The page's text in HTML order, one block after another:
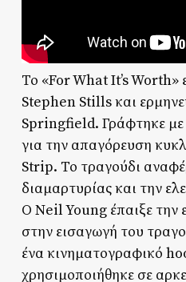
Το «For What It’s Worth»
Stephen Stills και
Springfield. Γράφτηκε με
για την απαγόρευση
Strip. Το τραγούδι
διαμαρτυρίας και την
Ο Neil Young έπαιξε την
στην εισαγωγή του
ένα κινηματογραφικό
χρησιμοποιήθηκε σε